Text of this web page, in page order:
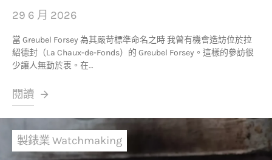
29 6 月 2026
當 Greubel Forsey 為其嚴苛標準命名之時 我曾有機會造訪位於拉
紹德封（La Chaux-de-Fonds）的 Greubel Forsey。這樣的參訪很
少讓人無動於衷。在…
閱讀
製錶業 Watchmaking